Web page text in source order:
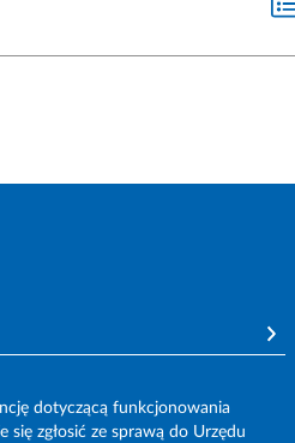
dotyczącą funkcjonowania
się zgłosić ze sprawą do Urzędu